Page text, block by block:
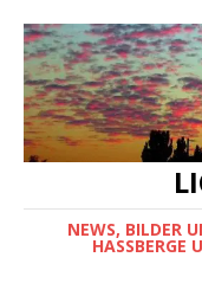
NEWS, BILDER
HASSBERGE